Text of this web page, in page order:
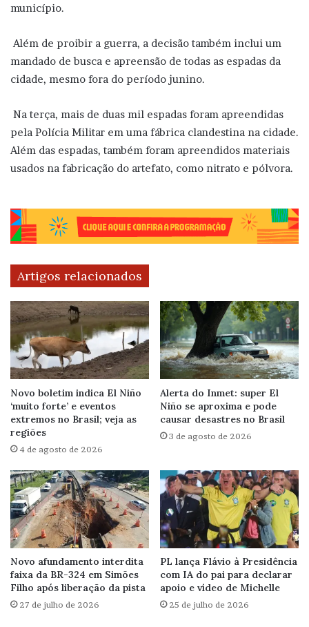
município.
Além de proibir a guerra, a decisão também inclui um
mandado de busca e apreensão de todas as espadas da
cidade, mesmo fora do período junino.
Na terça, mais de duas mil espadas foram apreendidas
pela Polícia Militar em uma fábrica clandestina na cidade.
Além das espadas, também foram apreendidos materiais
usados na fabricação do artefato, como nitrato e pólvora.
Artigos relacionados
Novo boletim indica El Niño
‘muito forte’ e eventos
extremos no Brasil; veja as
regiões
4 de agosto de 2026
Alerta do Inmet: super El
Niño se aproxima e pode
causar desastres no Brasil
3 de agosto de 2026
Novo afundamento interdita
faixa da BR-324 em Simões
Filho após liberação da pista
27 de julho de 2026
PL lança Flávio à Presidência
com IA do pai para declarar
apoio e vídeo de Michelle
25 de julho de 2026